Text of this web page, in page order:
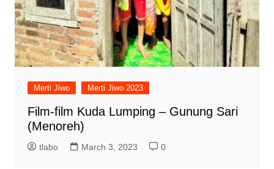
Merti Jiwo Merti Jiwo 2023
Film-film Kuda Lumping – Gunung Sari
(Menoreh)
tlabo March 3, 2023 0